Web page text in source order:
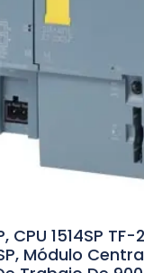
CPU 1514SP
Módulo